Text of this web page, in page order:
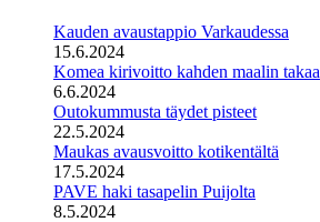
Kauden avaustappio Varkaudessa
15.6.2024
Komea kirivoitto kahden maalin takaa
6.6.2024
Outokummusta täydet pisteet
22.5.2024
Maukas avausvoitto kotikentältä
17.5.2024
PAVE haki tasapelin Puijolta
8.5.2024